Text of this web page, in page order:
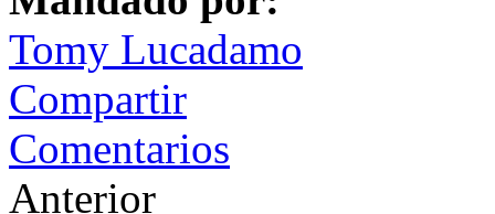
Tomy Lucadamo
Compartir
Comentarios
Anterior